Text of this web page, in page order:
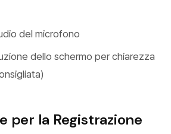
del microfono
dello schermo per chiarezza
per la Registrazione